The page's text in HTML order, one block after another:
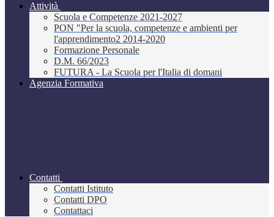
Attività
Scuola e Competenze 2021-2027
PON "Per la scuola, competenze e ambienti per
l'apprendimento2 2014-2020
Formazione Personale
D.M. 66/2023
FUTURA - La Scuola per l'Italia di domani
Agenzia Formativa
Contatti
Contatti Istituto
Contatti DPO
Contattaci